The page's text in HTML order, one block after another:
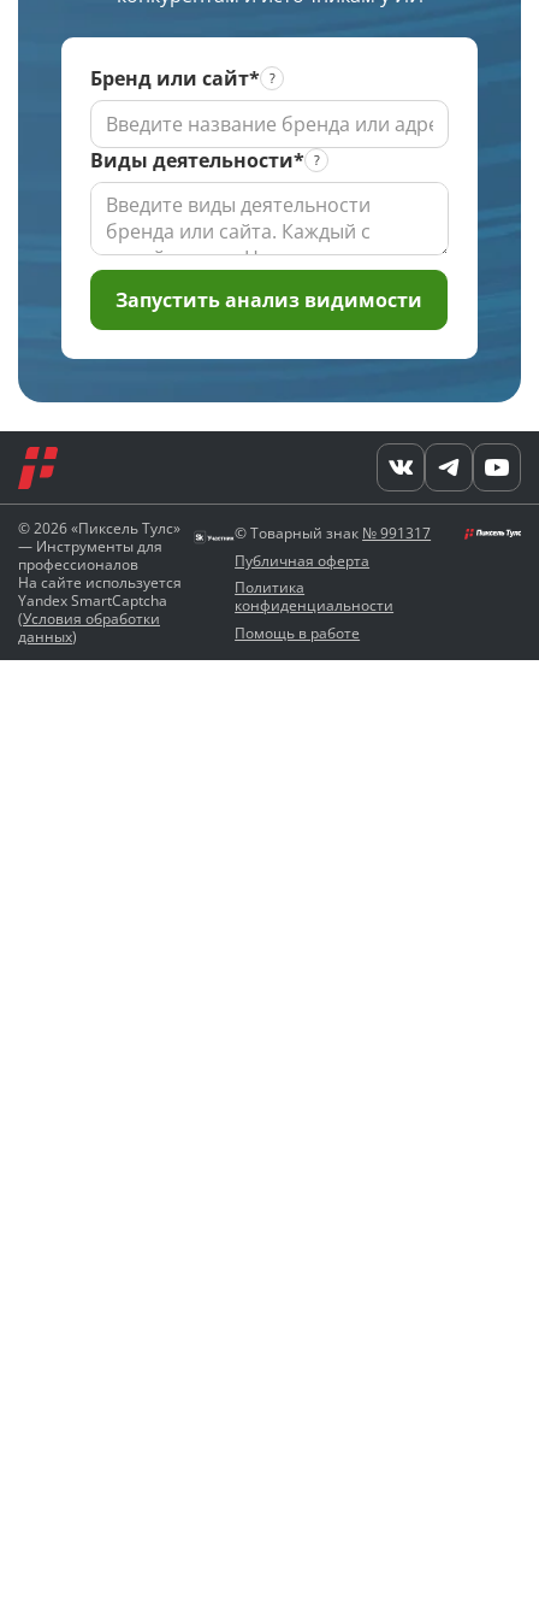
Бренд или сайт*
Виды деятельности*
Запустить анализ видимости
© 2026 «Пиксель Тулс»
— Инструменты для
профессионалов
На сайте используется
Yandex SmartCaptcha
(Условия обработки
данных)
© Товарный знак № 991317
Публичная оферта
Политика
конфиденциальности
Помощь в работе